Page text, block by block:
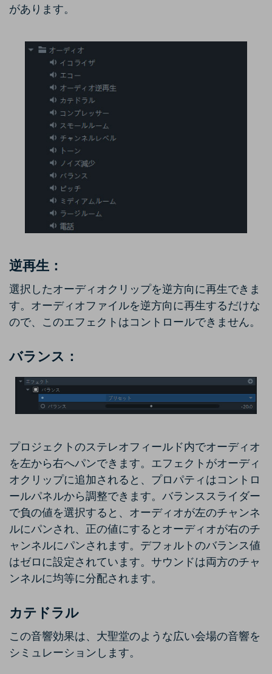
があります。
逆再生：
選択したオーディオクリップを逆方向に再生できま
す。オーディオファイルを逆方向に再生するだけな
ので、このエフェクトはコントロールできません。
バランス：
プロジェクトのステレオフィールド内でオーディオ
を左から右へパンできます。エフェクトがオーディ
オクリップに追加されると、プロパティはコントロ
ールパネルから調整できます。バランススライダー
で負の値を選択すると、オーディオが左のチャンネ
ルにパンされ、正の値にするとオーディオが右のチ
ャンネルにパンされます。デフォルトのバランス値
はゼロに設定されています。サウンドは両方のチャ
ンネルに均等に分配されます。
カテドラル
この音響効果は、大聖堂のような広い会場の音響を
シミュレーションします。